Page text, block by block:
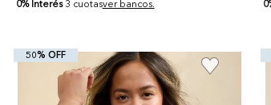
0% Interés 3 cuotasver bancos.
50% OFF